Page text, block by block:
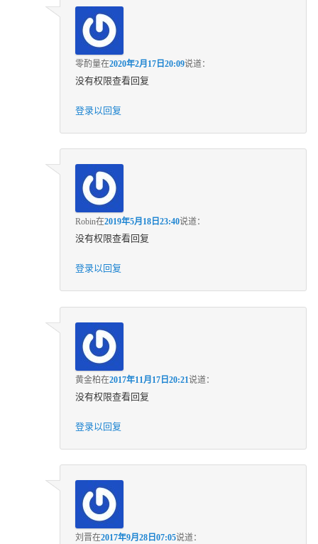
零酌量在2020年2月17日20:09说道：
没有权限查看回复
登录以回复
Robin在2019年5月18日23:40说道：
没有权限查看回复
登录以回复
黄金柏在2017年11月17日20:21说道：
没有权限查看回复
登录以回复
刘晋在2017年9月28日07:05说道：